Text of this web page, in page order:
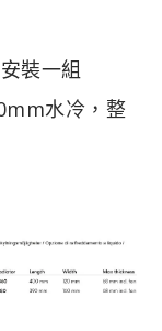
裝一組
水冷，整